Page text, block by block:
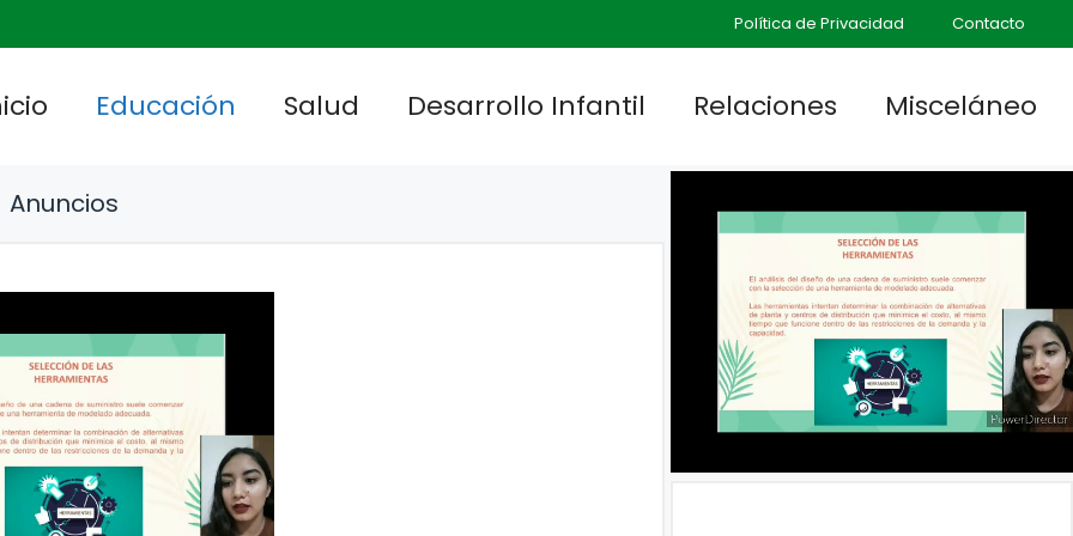
Política de Privacidad Contacto
Educación Salud Desarrollo Infantil Relaciones Misceláneo
Anuncios